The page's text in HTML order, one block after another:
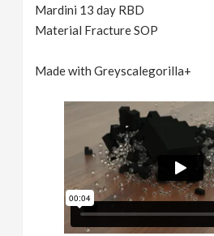
Mardini 13 day RBD
Material Fracture SOP
Made with Greyscalegorilla+